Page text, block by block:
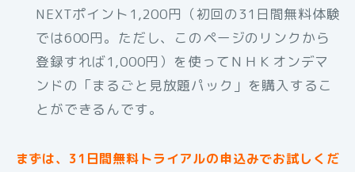
NEXTポイント1,200円（初回の31日間無料体験
では600円。ただし、このページのリンクから
登録すれば1,000円）を使ってＮＨＫオンデマ
ンドの「まるごと見放題パック」を購入するこ
とができるんです。
まずは、31日間無料トライアルの申込みでお試しくだ